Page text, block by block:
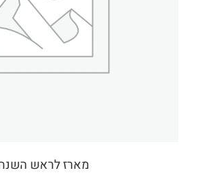
מארז לראש